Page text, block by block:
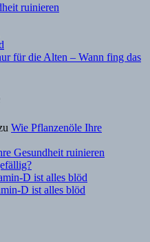
ruinieren
für die Alten – Wann fing das
Wie Pflanzenöle Ihre
Gesundheit ruinieren
D ist alles blöd
D ist alles blöd